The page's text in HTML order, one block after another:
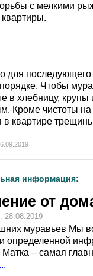
с мелкими
для
Чтобы
в хлебницу,
Кроме чистоты
квартире
информация:
от
28.08.2019
муравьев Мы
определенной
Матка – самая